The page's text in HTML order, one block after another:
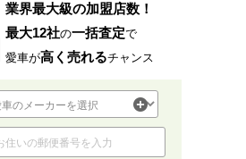
業界最大級の加盟店数！
最大12社の一括査定で
愛車が高く売れるチャンス